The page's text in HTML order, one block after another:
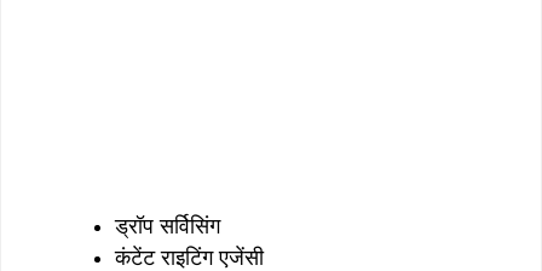
ड्रॉप सर्विसिंग
कंटेंट राइटिंग एजेंसी